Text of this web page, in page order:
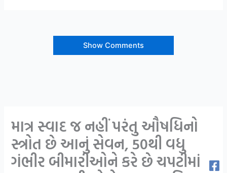
Show Comments
માત્ર સ્વાદ જ નહીં પરંતુ ઔષધિનો
સ્ત્રોત છે આનું સેવન, 50થી વધુ
ગંભીર બીમારીઓને કરે છે ચપટીમાં